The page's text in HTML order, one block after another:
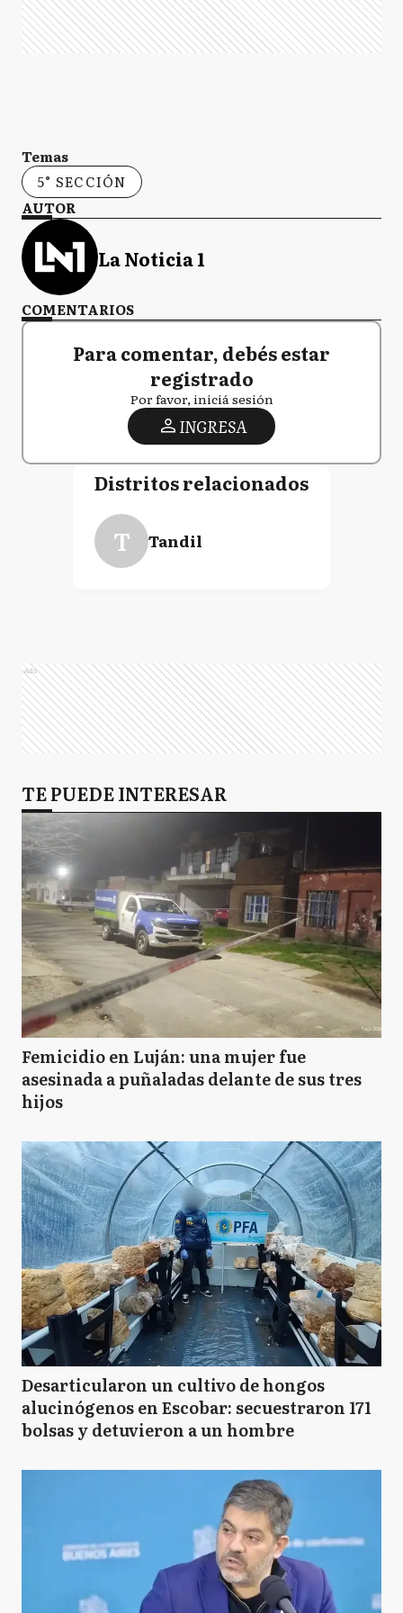
Temas
5° SECCIÓN
AUTOR
La Noticia 1
COMENTARIOS
Para comentar, debés estar
registrado
Por favor, iniciá sesión
INGRESA
Distritos relacionados
T Tandil
Ads
TE PUEDE INTERESAR
Femicidio en Luján: una mujer fue
asesinada a puñaladas delante de sus tres
hijos
Desarticularon un cultivo de hongos
alucinógenos en Escobar: secuestraron 171
bolsas y detuvieron a un hombre